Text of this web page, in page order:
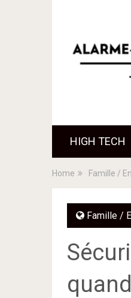
HIGH TECH
Home Famille /
Famille /